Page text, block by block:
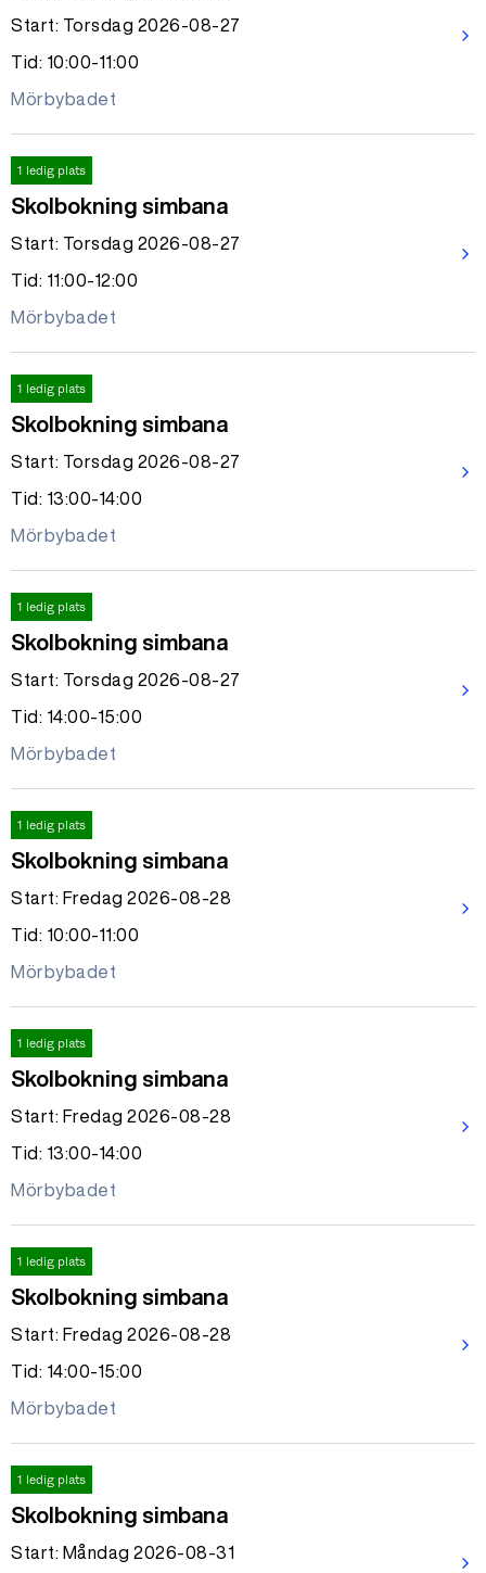
Start: Torsdag 2026-08-27
Tid: 10:00-11:00
Mörbybadet
arrow_forward_ios
1 ledig plats
Skolbokning simbana
Start: Torsdag 2026-08-27
Tid: 11:00-12:00
Mörbybadet
arrow_forward_ios
1 ledig plats
Skolbokning simbana
Start: Torsdag 2026-08-27
Tid: 13:00-14:00
Mörbybadet
arrow_forward_ios
1 ledig plats
Skolbokning simbana
Start: Torsdag 2026-08-27
Tid: 14:00-15:00
Mörbybadet
arrow_forward_ios
1 ledig plats
Skolbokning simbana
Start: Fredag 2026-08-28
Tid: 10:00-11:00
Mörbybadet
arrow_forward_ios
1 ledig plats
Skolbokning simbana
Start: Fredag 2026-08-28
Tid: 13:00-14:00
Mörbybadet
arrow_forward_ios
1 ledig plats
Skolbokning simbana
Start: Fredag 2026-08-28
Tid: 14:00-15:00
Mörbybadet
arrow_forward_ios
1 ledig plats
Skolbokning simbana
Start: Måndag 2026-08-31
arrow_forward_ios